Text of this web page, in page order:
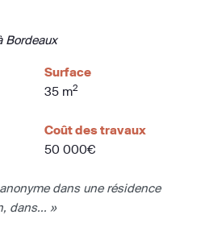
Bordeaux
Surface
35 m2
Coût des travaux
50 000€
dans une résidence
dans... »